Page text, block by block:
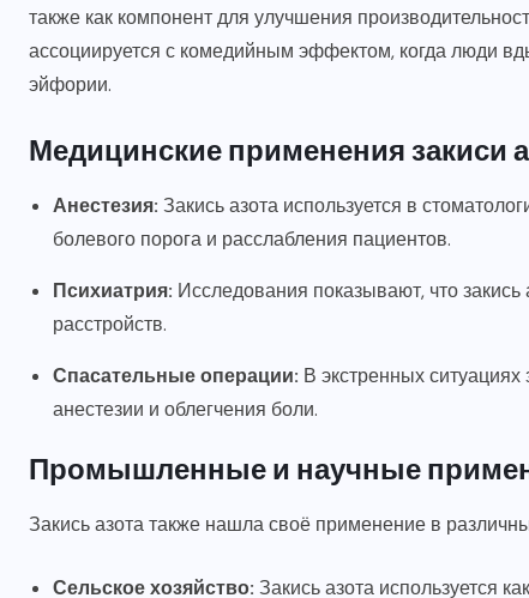
также как компонент для улучшения
ассоциируется с комедийным эффектом, когда люди
эйфории.
Медицинские применения закиси
Анестезия: Закись азота используется в
болевого порога и расслабления пациентов.
Психиатрия: Исследования показывают, что
расстройств.
Спасательные операции: В экстренных
анестезии и облегчения боли.
Промышленные и научные
Закись азота также нашла своё применение в
Сельское хозяйство: Закись азота используется